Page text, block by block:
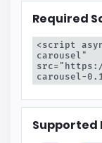
Required
<script
carousel"
carousel-
Supported